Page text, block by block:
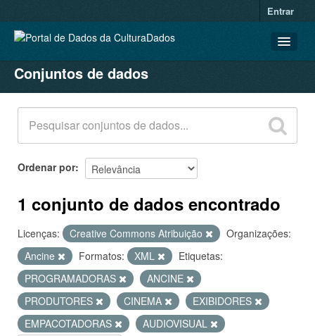
Entrar
CONJUNTOS DE DADOS
ORGANIZAÇÕES
GRUPOS
SOBRE
Conjuntos de dados
Ordenar por
1 conjunto de dados encontrado
Licenças: Creative Commons Atribuição
Organizações:
Ancine
Formatos: XML
Etiquetas:
PROGRAMADORAS
ANCINE
PRODUTORES
CINEMA
EXIBIDORES
EMPACOTADORAS
AUDIOVISUAL